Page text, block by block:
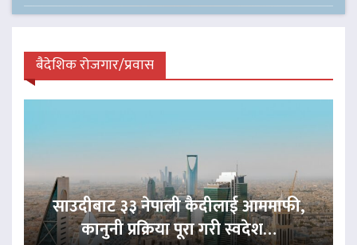
बैदेशिक रोजगार/प्रवास
साउदीबाट ३३ नेपाली कैदीलाई आममाफी,
कानुनी प्रक्रिया पूरा गरी स्वदेश…